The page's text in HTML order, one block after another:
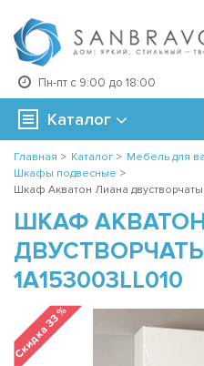
Пн-пт с 9:00 до 18:00
Каталог
Главная > Каталог > Мебель для
Шкафы подвесные >
Шкаф Акватон Лиана
ШКАФ
1A153003LL010
Скидка 33 %